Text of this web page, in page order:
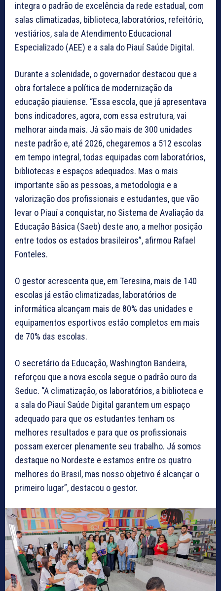
integra o padrão de excelência da rede estadual, com
salas climatizadas, biblioteca, laboratórios, refeitório,
vestiários, sala de Atendimento Educacional
Especializado (AEE) e a sala do Piauí Saúde Digital.
Durante a solenidade, o governador destacou que a
obra fortalece a política de modernização da
educação piauiense. “Essa escola, que já apresentava
bons indicadores, agora, com essa estrutura, vai
melhorar ainda mais. Já são mais de 300 unidades
neste padrão e, até 2026, chegaremos a 512 escolas
em tempo integral, todas equipadas com laboratórios,
bibliotecas e espaços adequados. Mas o mais
importante são as pessoas, a metodologia e a
valorização dos profissionais e estudantes, que vão
levar o Piauí a conquistar, no Sistema de Avaliação da
Educação Básica (Saeb) deste ano, a melhor posição
entre todos os estados brasileiros”, afirmou Rafael
Fonteles.
O gestor acrescenta que, em Teresina, mais de 140
escolas já estão climatizadas, laboratórios de
informática alcançam mais de 80% das unidades e
equipamentos esportivos estão completos em mais
de 70% das escolas.
O secretário da Educação, Washington Bandeira,
reforçou que a nova escola segue o padrão ouro da
Seduc. “A climatização, os laboratórios, a biblioteca e
a sala do Piauí Saúde Digital garantem um espaço
adequado para que os estudantes tenham os
melhores resultados e para que os profissionais
possam exercer plenamente seu trabalho. Já somos
destaque no Nordeste e estamos entre os quatro
melhores do Brasil, mas nosso objetivo é alcançar o
primeiro lugar”, destacou o gestor.